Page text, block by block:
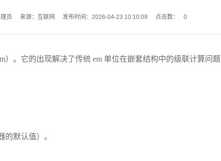
员 来源：互联网 发布时间：2026-04-23 10:10:09 点击数： 0
）。它的出现解决了传统 em 单位在嵌套结构中的级联计算问
的默认值）。